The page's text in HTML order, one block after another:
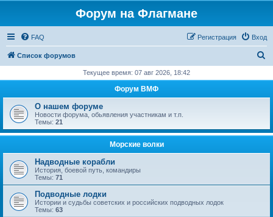
Форум на Флагмане
FAQ Вход
Регистрация
Список форумов
с
Текущее время: 07 авг 2026, 18:42
Форум ВМФ
О нашем форуме
Новости форума, обьявления участникам и т.п.
Темы: 21
Морские волки
Надводные корабли
История, боевой путь, командиры
Темы: 71
Подводные лодки
Истории и судьбы советских и российских подводных лодок
Темы: 63